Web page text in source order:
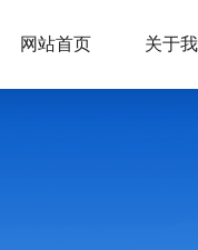
网站首页 关于